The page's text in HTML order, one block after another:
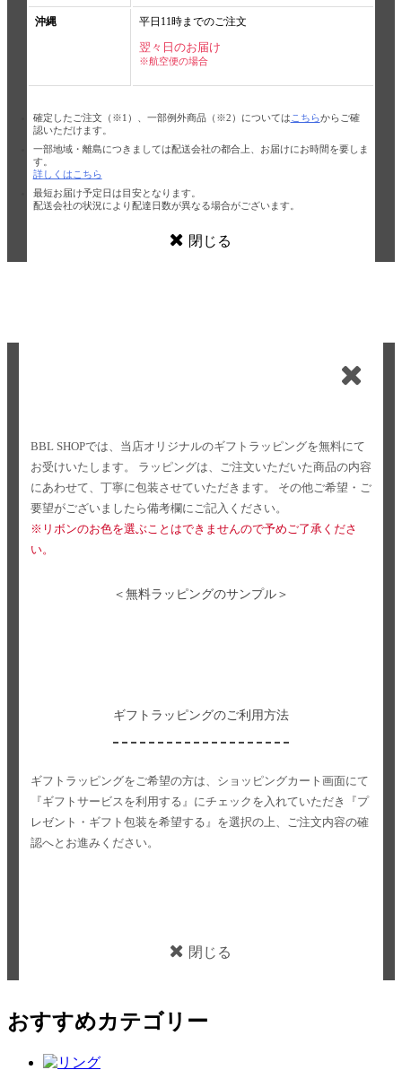
沖縄 平日11時までのご注文
翌々日のお届け
※航空便の場合
確定したご注文（※1）、一部例外商品（※2）については こちらからご確
認いただけます。
一部地域・離島につきましては配送会社の都合上、お届けにお時間を要しま
す。
詳しくはこちら
最短お届け予定日は目安となります。
配送会社の状況により配達日数が異なる場合がございます。
閉じる
BBL SHOPでは、当店オリジナルのギフトラッピングを無料にて
お受けいたします。
ラッピングは、ご注文いただいた商品の内容
にあわせて、丁寧に包装させていただきます。
その他ご希望・ご
要望がございましたら備考欄にご記入ください。
※リボンのお色を選ぶことはできませんので予めご了承くださ
い。
＜無料ラッピングのサンプル＞
ギフトラッピングのご利用方法
ギフトラッピングをご希望の方は、ショッピングカート画面にて
『ギフトサービスを利用する』にチェックを入れていただき
『プ
レゼント・ギフト包装を希望する』を選択の上、ご注文内容の確
認へとお進みください。
閉じる
おすすめカテゴリー